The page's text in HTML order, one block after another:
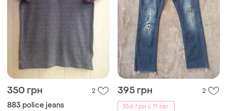
350 грн 2
883 police jeans
395 грн
2
356 грн с 11 авг.